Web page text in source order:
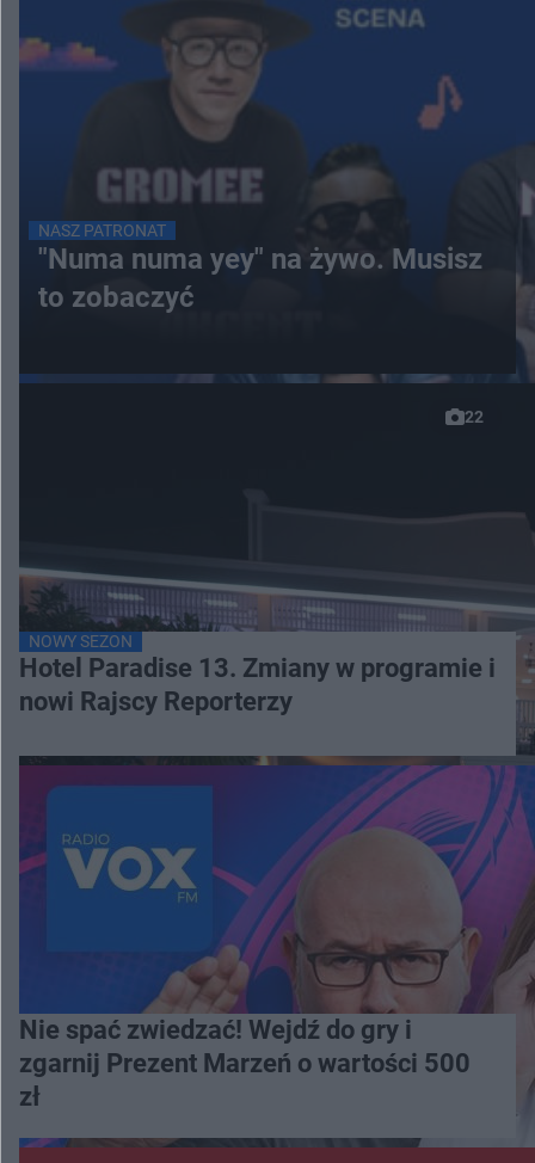
NASZ PATRONAT
"Numa numa yey" na żywo. Musisz
to zobaczyć
22
NOWY SEZON
Hotel Paradise 13. Zmiany w programie i
nowi Rajscy Reporterzy
Nie spać zwiedzać! Wejdź do gry i
zgarnij Prezent Marzeń o wartości 500
zł